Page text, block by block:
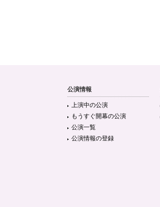
公演情報
上演中の公演
もうすぐ開幕の公演
公演一覧
公演情報の登録